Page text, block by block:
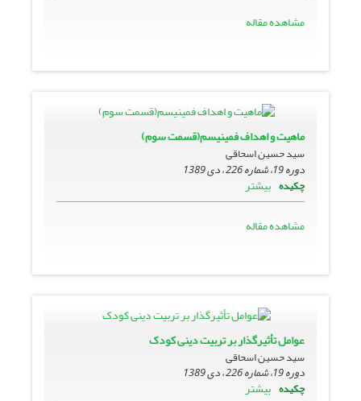
مشاهده مقاله
ماهیت و اهداف فمینیسم(قسمت سوم)
سید حسین اسحاقی
دوره 19، شماره 226 ، دی 1389
چکیده بیشتر
مشاهده مقاله
عوامل تأثیرگذار بر تربیت دینى کودک
سید حسین اسحاقی
دوره 19، شماره 226 ، دی 1389
چکیده بیشتر